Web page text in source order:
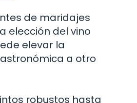
de maridajes
elección del vino
elevar la
a otro
robustos hasta